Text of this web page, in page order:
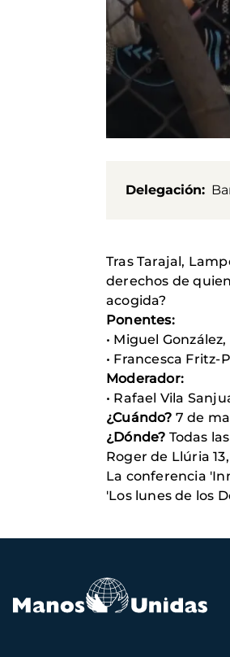
Delegación
Tras Tarajal,
derechos de
acogida?
Ponentes:
• Miguel
• Francesca
Moderador:
• Rafael Vila
¿Cuándo? 7 de
¿Dónde? Todas
Roger de Llúria
La conferencia
'Los lunes de los